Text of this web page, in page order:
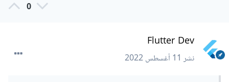
0
Flutter Dev
نشر11 أغسطس 2022